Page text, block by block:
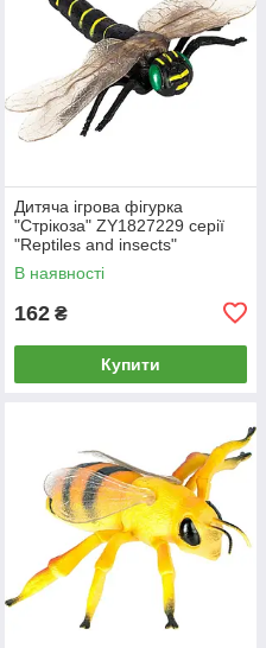
Дитяча ігрова фігурка
"Стрікоза" ZY1827229 серії
"Reptiles and insects"
В наявності
162 ₴
Купити